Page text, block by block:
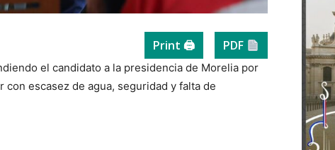
Print 🖨 PDF
el candidato a la presidencia de Morelia por
escasez de agua, seguridad y falta de